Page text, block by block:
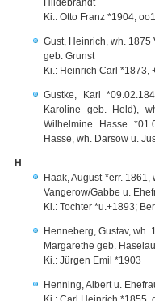
Hildebrandt
Ki.: Otto Franz *1904,
Gust, Heinrich, wh. 1875
geb. Grunst
Ki.: Heinrich Carl *1873,
Gustke, Karl
Karoline geb. Held),
Wilhelmine Hasse
Hasse, wh. Darsow u.
H
Haak, August *err.
Vangerow/Gabbe u.
Ki.: Tochter *u.+1893;
Henneberg, Gustav, wh.
Margarethe geb. Haselau
Ki.: Jürgen Emil *1903
Henning, Albert u.